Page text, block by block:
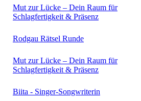
Mut zur Lücke – Dein Raum für
Schlagfertigkeit & Präsenz
Rodgau Rätsel Runde
Mut zur Lücke – Dein Raum für
Schlagfertigkeit & Präsenz
Biita - Singer-Songwriterin